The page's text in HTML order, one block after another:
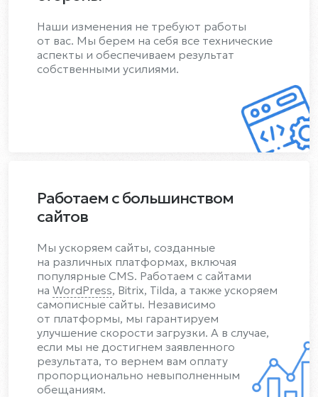
Наши изменения не требуют работы
от вас. Мы берем на себя все технические
аспекты и обеспечиваем результат
собственными усилиями.
Работаем с большинством
сайтов
Мы ускоряем сайты, созданные
на различных платформах, включая
популярные CMS. Работаем с сайтами
на WordPress, Bitrix, Tilda, а также ускоряем
самописные сайты. Независимо
от платформы, мы гарантируем
улучшение скорости загрузки. А в случае,
если мы не достигнем заявленного
результата, то вернем вам оплату
пропорционально невыполненным
обещаниям.